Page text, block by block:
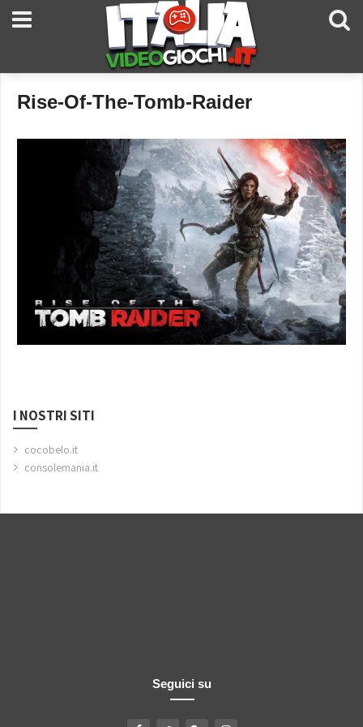
Rise-Of-The-Tomb-Raider
I NOSTRI SITI
cocobelo.it
consolemania.it
Seguici su